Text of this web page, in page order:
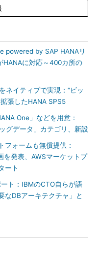
powered by SAP HANAリ
HANAに対応～400カ所の
ネイティブで実現：“ビッ
張したHANA SPS5
One」などを用意：
グデータ」カテゴリ、新設
フォームも無償提供：
を発表、AWSマーケットプ
ート
ト：IBMのCTO自らが語
なDBアーキテクチャ」と